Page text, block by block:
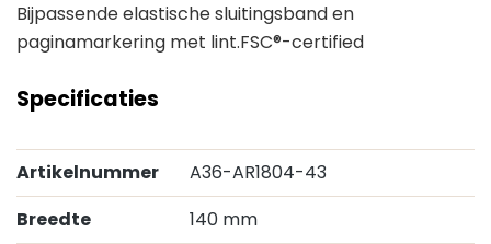
Bijpassende elastische sluitingsband en
paginamarkering met lint.FSC®-certified
Specificaties
Artikelnummer
A36-AR1804-43
Breedte
140 mm